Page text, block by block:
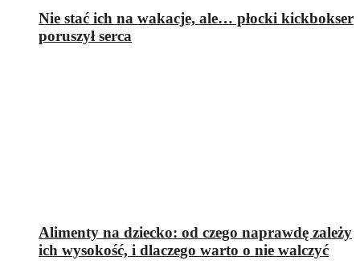
Nie stać ich na wakacje, ale… płocki kickbokser
poruszył serca
Alimenty na dziecko: od czego naprawdę zależy
ich wysokość, i dlaczego warto o nie walczyć